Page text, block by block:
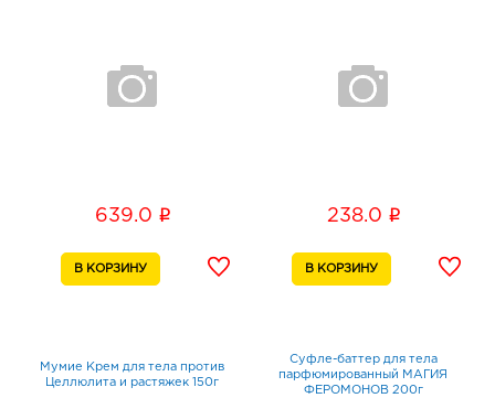
639.0 i 238.0 i
Мумие Крем для тела против
Целлюлита и растяжек 150г
Суфле-баттер для тела
парфюмированный МАГИЯ
ФЕРОМОНОВ 200г